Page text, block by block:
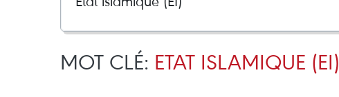
MOT CLÉ: ETAT ISLAMIQUE (EI)